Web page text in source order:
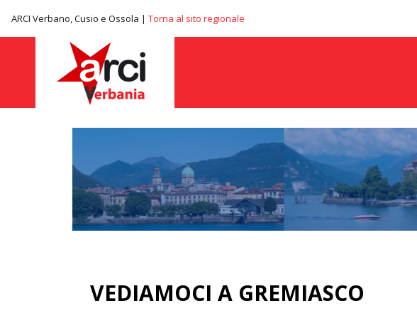
ARCI Verbano, Cusio e Ossola | Torna al sito regionale
VEDIAMOCI A GREMIASCO